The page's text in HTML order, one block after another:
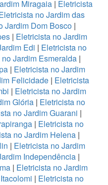
Miragaia| Eletricista
no Jardim das
Jardim Dom Bosco |
| Eletricista no Jardim
Edi | Eletricista no
Jardim Esmeralda |
| Eletricista no Jardim
Felicidade| Eletricista
| Eletricista no Jardim
Glória | Eletricista no
no Jardim Guarani |
| Eletricista no
no Jardim Helena|
| Eletricista no Jardim
Independência |
| Eletricista no Jardim
| Eletricista no